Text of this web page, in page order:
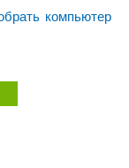
компьютер